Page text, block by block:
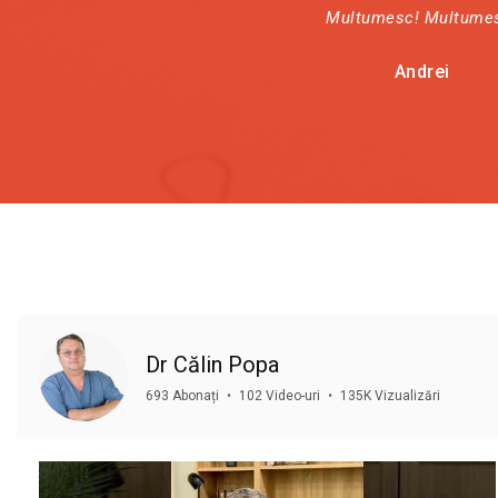
Multumesc!
Andrei
Dr Călin Popa
693 Abonați • 102 Video-uri • 135K Vizualizări